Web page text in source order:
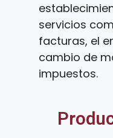
servicios
facturas, el
cambio de
impuestos.